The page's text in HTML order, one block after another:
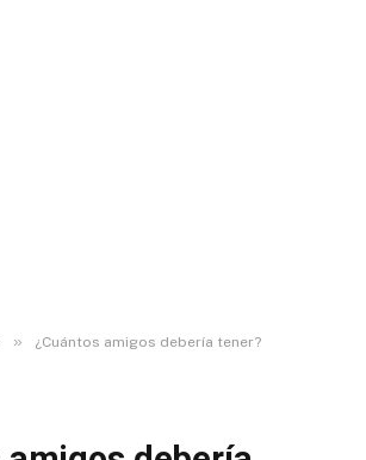
» ¿Cuántos amigos debería tener?